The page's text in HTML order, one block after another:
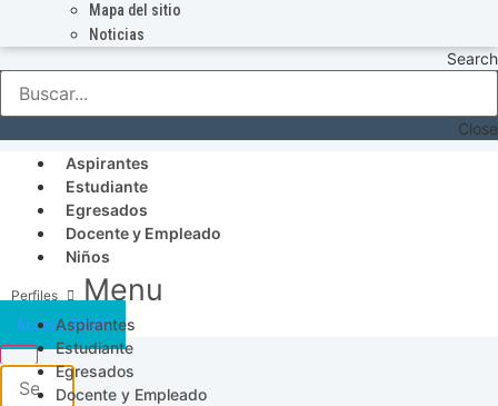
Mapa del sitio
Noticias
Search
Close
Aspirantes
Estudiante
Egresados
Docente y Empleado
Niños
Menu
Aspirantes
Estudiante
Egresados
Docente y Empleado
Acceso SICAU